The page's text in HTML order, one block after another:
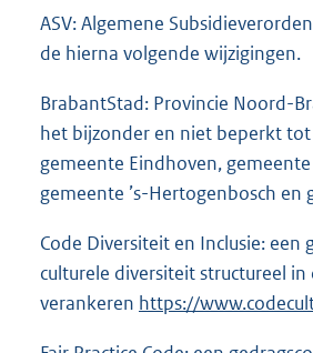
ASV: Algemene
de hierna volgende wijzigingen.
BrabantStad: Provincie Noord-
het bijzonder en niet beperkt
gemeente Eindhoven,
gemeente ’s-Hertogenbosch en
Code Diversiteit en Inclusie: een
culturele diversiteit structureel
verankeren E
https://